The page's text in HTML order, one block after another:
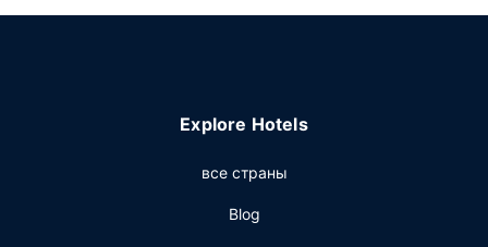
du Large. Это ресторан на пляже с видом на океан.
до 11:30 за дополнительную плату.
Explore Hotels
все страны
Blog